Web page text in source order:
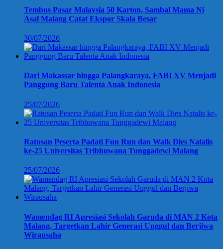
Tembus Pasar Malaysia 50 Karton, Sambal Mama Ni
Asal Malang Catat Ekspor Skala Besar
30/07/2026
Dari Makassar hingga Palangkaraya, FABI XV Menjadi
Panggung Baru Talenta Anak Indonesia
25/07/2026
Ratusan Peserta Padati Fun Run dan Walk Dies Natalis
ke-25 Universitas Tribhuwana Tunggadewi Malang
25/07/2026
Wamendag RI Apresiasi Sekolah Garuda di MAN 2 Kota
Malang, Targetkan Lahir Generasi Unggul dan Berjiwa
Wirausaha